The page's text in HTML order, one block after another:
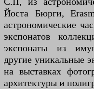
Йоста Бюрги,
астрономические
экспонатов
экспонаты из
другие уникальные
на выставках
архитектуры и